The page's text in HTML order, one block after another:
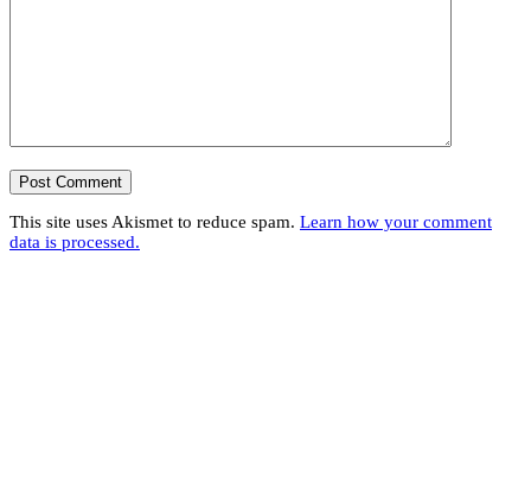
This site uses Akismet to reduce spam. Learn how your comment
data is processed.